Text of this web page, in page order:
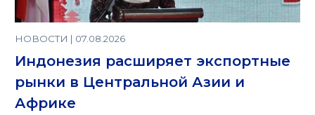
НОВОСТИ | 07.08.2026
Индонезия расширяет экспортные
рынки в Центральной Азии и
Африке